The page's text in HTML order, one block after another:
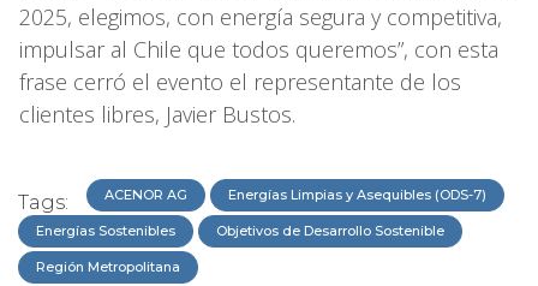
2025, elegimos, con energía segura y competitiva,
impulsar al Chile que todos queremos”, con esta
frase cerró el evento el representante de los
clientes libres, Javier Bustos.
Tags: ACENOR AG Energías Limpias y Asequibles (ODS-7)
Energías Sostenibles Objetivos de Desarrollo Sostenible
Región Metropolitana